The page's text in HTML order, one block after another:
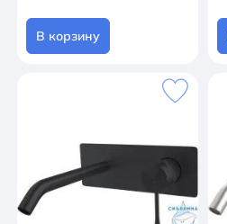
В корзину